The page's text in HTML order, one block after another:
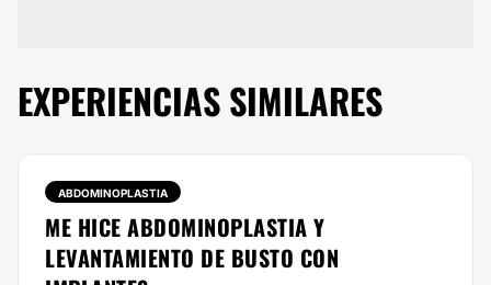
EXPERIENCIAS SIMILARES
ABDOMINOPLASTIA
ME HICE ABDOMINOPLASTIA Y
LEVANTAMIENTO DE BUSTO CON